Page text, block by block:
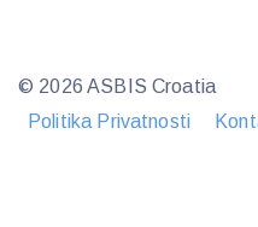
© 2026 ASBIS Croatia
Politika Privatnosti